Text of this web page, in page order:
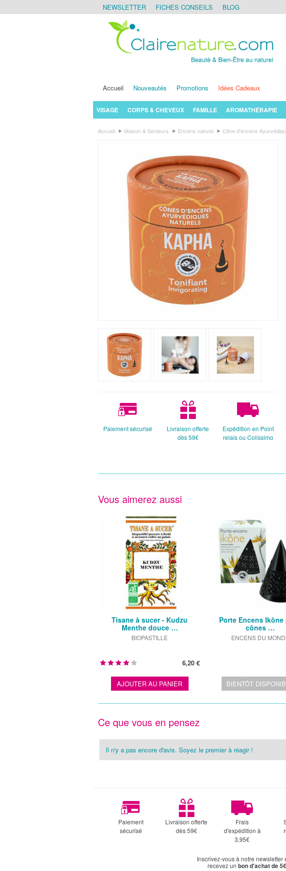
NEWSLETTER FICHES CONSEILS
BLOG
Accueil Nouveautés Promotions Idées Cadeaux
VISAGE CORPS & CHEVEUX FAMILLE AROMATHÉRAPIE
Accueil Maison & Senteurs Encens naturel Cône d'encens
Paiement sécurisé
Livraison offerte
dès 59€
Expédition en Point
relais ou Colissimo
Vous aimerez aussi
Tisane à sucer - Kudzu
Menthe douce …
BIOPASTILLE
6,20 €
AJOUTER AU PANIER
Porte Encens
cônes …
ENCENS DU
BIENTÔT
Ce que vous en pensez
Il n'y a pas encore d'avis. Soyez le premier à réagir !
Paiement
sécurisé
Livraison offerte
dès 59€
Frais
d'expédition à
3,95€
Inscrivez-vous à notre newsletter
recevez un bon d'achat de 5€